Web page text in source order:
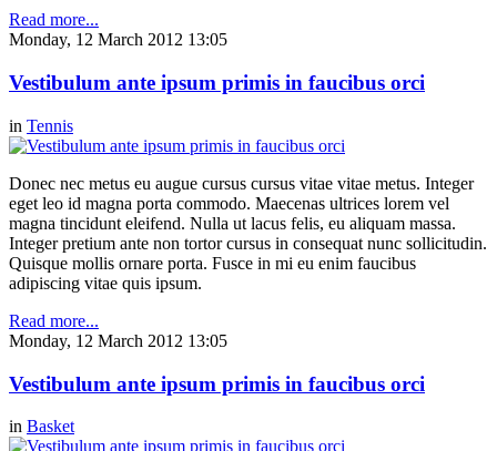
Read more...
Monday, 12 March 2012 13:05
Vestibulum ante ipsum primis in faucibus orci
in Tennis
Donec nec metus eu augue cursus cursus vitae vitae metus. Integer
eget leo id magna porta commodo. Maecenas ultrices lorem vel
magna tincidunt eleifend. Nulla ut lacus felis, eu aliquam massa.
Integer pretium ante non tortor cursus in consequat nunc sollicitudin.
Quisque mollis ornare porta. Fusce in mi eu enim faucibus
adipiscing vitae quis ipsum.
Read more...
Monday, 12 March 2012 13:05
Vestibulum ante ipsum primis in faucibus orci
in Basket